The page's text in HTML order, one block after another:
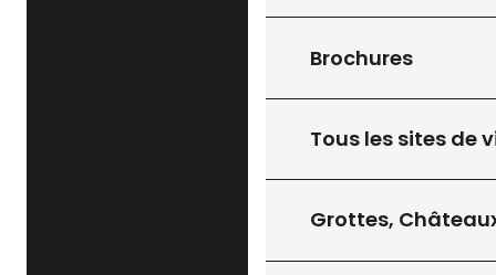
Brochures
Tous les sites de
Grottes,